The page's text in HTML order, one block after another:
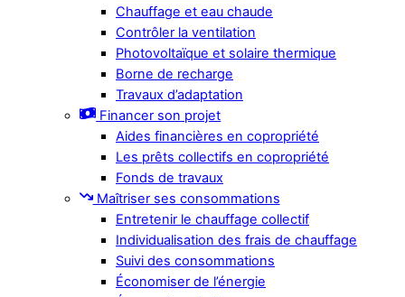
Chauffage et eau chaude
Contrôler la ventilation
Photovoltaïque et solaire thermique
Borne de recharge
Travaux d’adaptation
Financer son projet
Aides financières en copropriété
Les prêts collectifs en copropriété
Fonds de travaux
Maîtriser ses consommations
Entretenir le chauffage collectif
Individualisation des frais de chauffage
Suivi des consommations
Économiser de l’énergie